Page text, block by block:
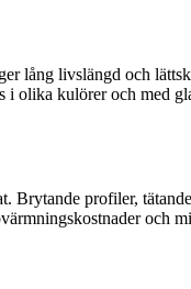
lång livslängd och
olika kulörer och med
profiler,
och